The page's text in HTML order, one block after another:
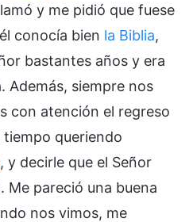
y me pidió que fuese
conocía bien la Biblia,
bastantes años y era
Además, siempre nos
con atención el regreso
tiempo queriendo
, y decirle que el Señor
Me pareció una buena
nos vimos, me